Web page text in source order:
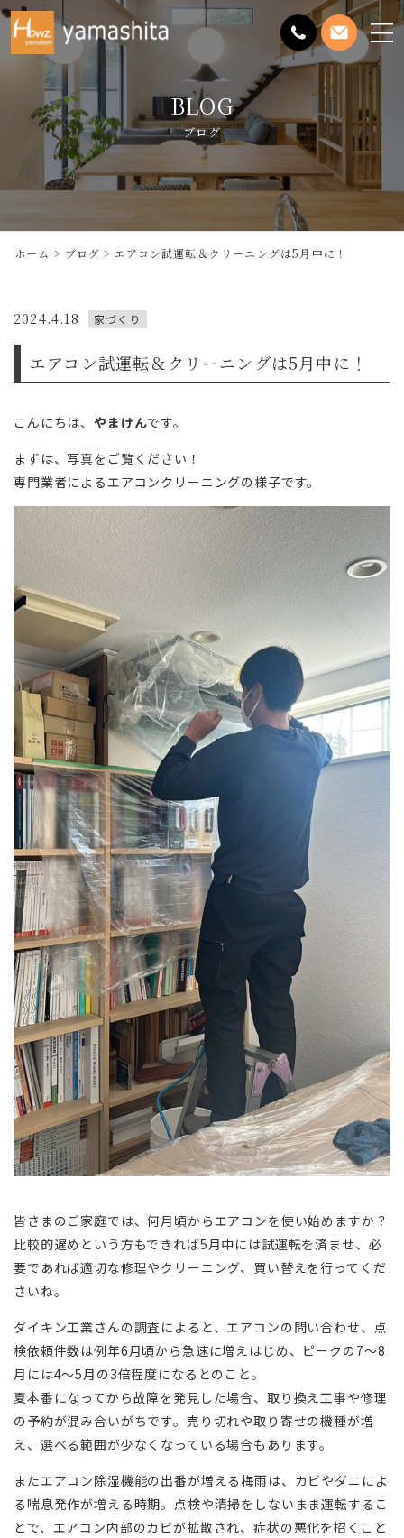
メ
ニ
を
開
く
BLOG
ブログ
ホーム ブログ エアコン試運転＆クリーニングは5月中に！
2024.4.18 家づくり
エアコン試運転＆クリーニングは5月中に！
こんにちは、やまけんです。
まずは、写真をご覧ください！
専門業者によるエアコンクリーニングの様子です。
皆さまのご家庭では、何月頃からエアコンを使い始めますか？
比較的遅めという方もできれば5月中には試運転を済ませ、必
要であれば適切な修理やクリーニング、買い替えを行ってくだ
さいね。
ダイキン工業さんの調査によると、エアコンの問い合わせ、点
検依頼件数は例年6月頃から急速に増えはじめ、ピークの7～8
月には4～5月の3倍程度になるとのこと。
夏本番になってから故障を発見した場合、取り換え工事や修理
の予約が混み合いがちです。売り切れや取り寄せの機種が増
え、選べる範囲が少なくなっている場合もあります。
またエアコン除湿機能の出番が増える梅雨は、カビやダニによ
る喘息発作が増える時期。点検や清掃をしないまま運転するこ
とで、エアコン内部のカビが拡散され、症状の悪化を招くこと